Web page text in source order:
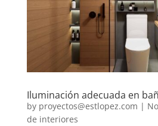
Iluminación adecuada en
by proyectos@estlopez.com |
de interiores